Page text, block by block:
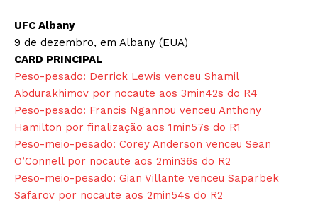
UFC Albany
9 de dezembro, em Albany (EUA)
CARD PRINCIPAL
Peso-pesado: Derrick Lewis venceu Shamil
Abdurakhimov por nocaute aos 3min42s do R4
Peso-pesado: Francis Ngannou venceu Anthony
Hamilton por finalização aos 1min57s do R1
Peso-meio-pesado: Corey Anderson venceu Sean
O’Connell por nocaute aos 2min36s do R2
Peso-meio-pesado: Gian Villante venceu Saparbek
Safarov por nocaute aos 2min54s do R2